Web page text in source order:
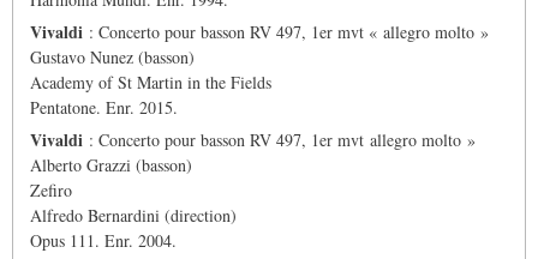
Vivaldi : Concerto pour basson RV 497, 1er mvt « allegro molto »
Gustavo Nunez (basson)
Academy of St Martin in the Fields
Pentatone. Enr. 2015.
Vivaldi : Concerto pour basson RV 497, 1er mvt allegro molto »
Alberto Grazzi (basson)
Zefiro
Alfredo Bernardini (direction)
Opus 111. Enr. 2004.